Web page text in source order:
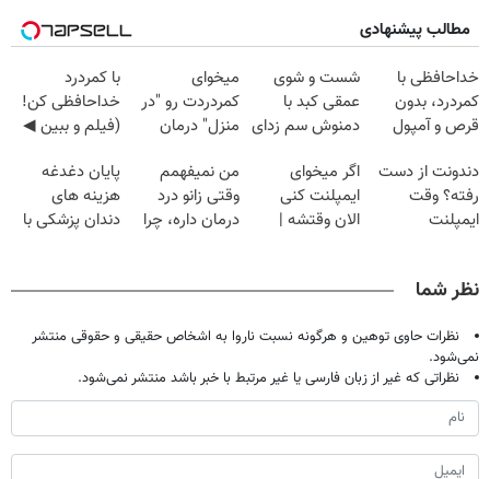
مطالب پیشنهادی
خداحافظی با
کمردرد، بدون
قرص و آمپول
شست و شوی
عمقی کبد با
دمنوش سم زدای
میخوای
کمردردت رو "در
منزل" درمان
◂پرسش‌نامه)
با کمردرد
خداحافظی کن!
(فیلم و ببین ◀
پرکن)
دندونت از دست
رفته؟ وقت
ایمپلنت
اگر میخوای
ایمپلنت کنی
الان وقتشه |
من نمیفهمم
وقتی زانو درد
درمان داره، چرا
پایان دغدغه
هزینه های
دندان پزشکی با
نظر شما
نظرات حاوی توهین و هرگونه نسبت ناروا به اشخاص حقیقی و حقوقی منتشر
نمی‌شود.
نظراتی که غیر از زبان فارسی یا غیر مرتبط با خبر باشد منتشر نمی‌شود.